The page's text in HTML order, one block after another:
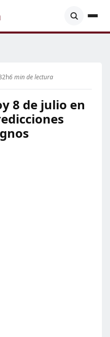
6 min de lectura
8 de julio en